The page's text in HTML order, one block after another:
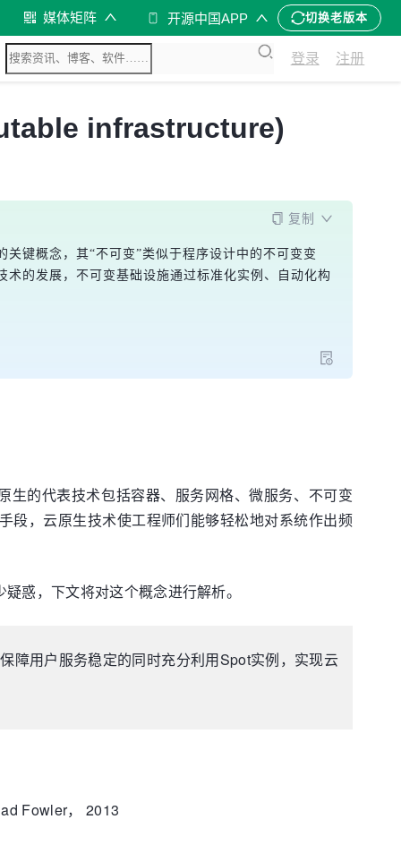
媒体矩阵 开源中国APP 切换老版本
登录 注册
infrastructure)
复制
键概念，其“不可变”类似于程序设计中的不可变变
的发展，不可变基础设施通过标准化实例、自动化构
生的代表技术包括容器、服务网格、微服务、不可变
段，云原生技术使工程师们能够轻松地对系统作出频
惑，下文将对这个概念进行解析。
障用户服务稳定的同时充分利用Spot实例，实现云
Fowler， 2013